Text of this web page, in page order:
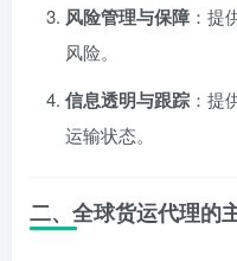
风险管理与保障 ：提
风险。
信息透明与跟踪 ：提
运输状态。
二、全球货运代理的